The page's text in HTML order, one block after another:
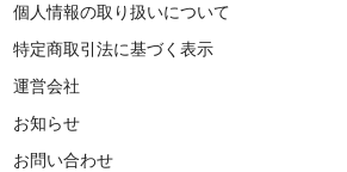
個人情報の取り扱いについて
特定商取引法に基づく表示
運営会社
お知らせ
お問い合わせ